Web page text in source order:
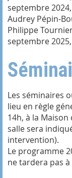
septembre
Audrey Pépin-
Philippe
septembre
Les séminaires
lieu en règle
14h, à la
salle sera
intervention).
Le programme
ne tardera pas